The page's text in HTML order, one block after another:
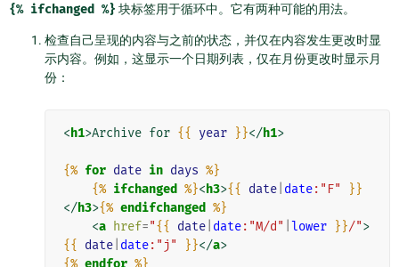
{% ifchanged %} 块标签用于循环中。它有两种可能的用法。
检查自己呈现的内容与之前的状态，并仅在内容发生更改时显
示内容。例如，这显示一个日期列表，仅在月份更改时显示月
份：
<h1>Archive for {{ year }}</h1>
{% for date in days %}
{% ifchanged %}<h3>{{ date date:"F"
}}
</h3>{% endifchanged %}
<a href="{{ date date:"M/d" lower }}/">
{{
date date:"j" }}</a>
{% endfor %}